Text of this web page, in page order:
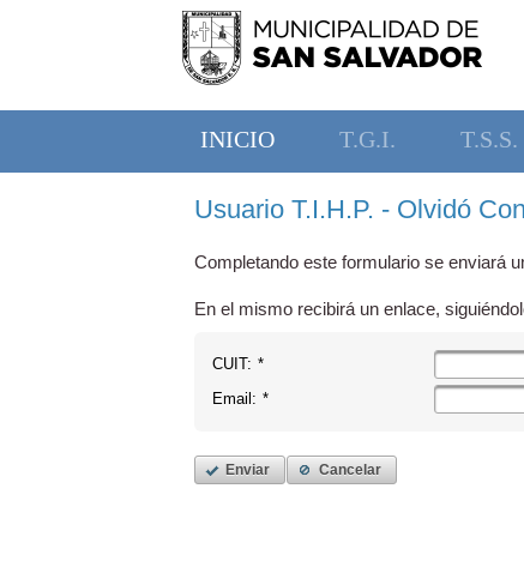
INICIO T.G.I. T.S.S.
Usuario T.I.H.P. - Olvidó
Completando este formulario se enviará
En el mismo recibirá un enlace,
CUIT: *
Email: *
Enviar Cancelar